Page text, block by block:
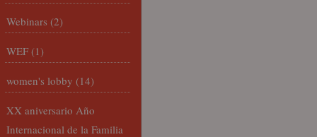
Webinars (2)
WEF (1)
women's lobby (14)
XX aniversario Año
Internacional de la Familia